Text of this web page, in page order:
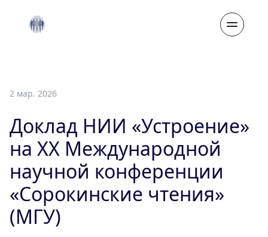
2 мар. 2026
Доклад НИИ «Устроение»
на XX Международной
научной конференции
«Сорокинские чтения»
(МГУ)